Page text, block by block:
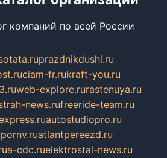
компаний по всей России
prazdnikdushi.ru
ciam-fr.rukraft-you.ru
web-explore.rurastenuya.ru
news.rufreeride-team.ru
autostudiopro.ru
pornv.ruatlantpereezd.ru
a-cdc.ruelektrostal-news.ru